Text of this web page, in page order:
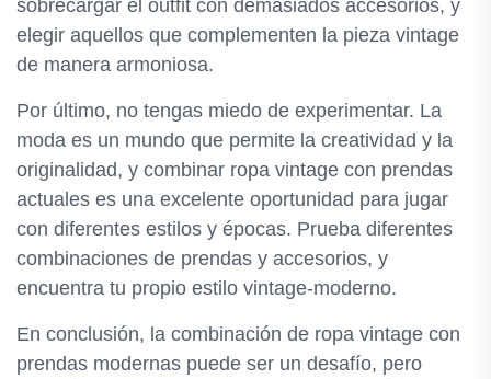
sobrecargar el outfit con demasiados accesorios, y
elegir aquellos que complementen la pieza vintage
de manera armoniosa.
Por último, no tengas miedo de experimentar. La
moda es un mundo que permite la creatividad y la
originalidad, y combinar ropa vintage con prendas
actuales es una excelente oportunidad para jugar
con diferentes estilos y épocas. Prueba diferentes
combinaciones de prendas y accesorios, y
encuentra tu propio estilo vintage-moderno.
En conclusión, la combinación de ropa vintage con
prendas modernas puede ser un desafío, pero